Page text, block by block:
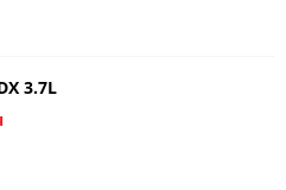
3.7L